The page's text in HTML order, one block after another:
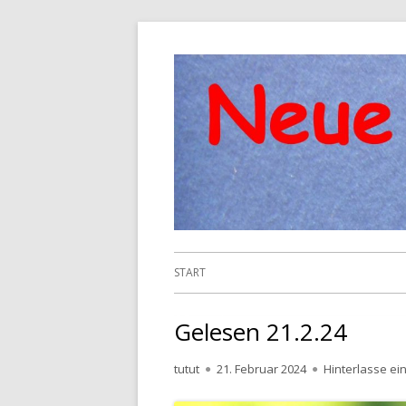
Primäres
START
Gelesen 21.2.24
Autor
tutut
Veröffentlicht
21. Februar 2024 Hinterlasse